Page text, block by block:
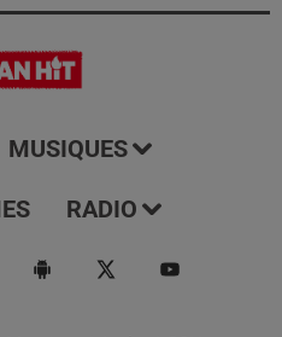
MUSIQUES
RADIO